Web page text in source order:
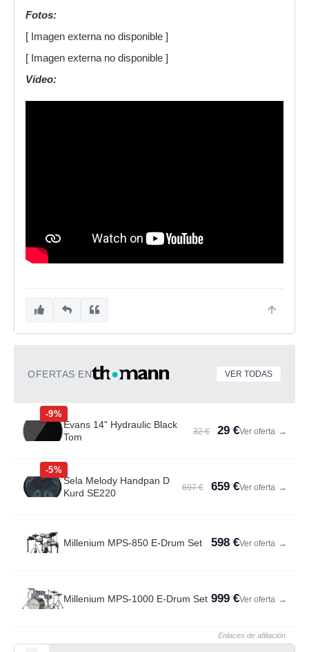
Fotos:
[ Imagen externa no disponible ]
[ Imagen externa no disponible ]
Vídeo:
OFERTAS EN VER TODAS
-9%
Evans 14" Hydraulic Black
Tom
32 € 29 €Ver oferta →
-5%
Sela Melody Handpan D
Kurd SE220
697 € 659 €Ver oferta →
Millenium MPS-850 E-Drum Set 598 €Ver oferta →
Millenium MPS-1000 E-Drum Set 999 €Ver oferta →
Enlaces de afiliación